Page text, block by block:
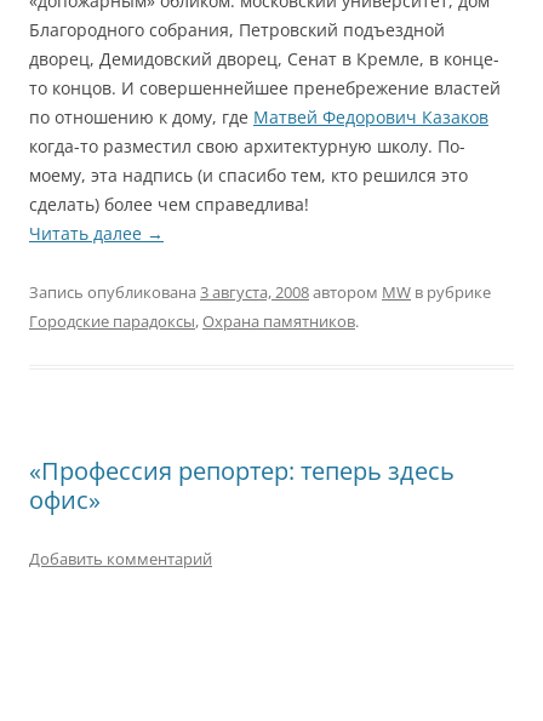
Благородного собрания, Петровский подъездной
дворец, Демидовский дворец, Сенат в Кремле, в конце-
то концов. И совершеннейшее пренебрежение властей
по отношению к дому, где Матвей Федорович Казаков
когда-то разместил свою архитектурную школу. По-
моему, эта надпись (и спасибо тем, кто решился это
сделать) более чем справедлива!
Читать далее →
Запись опубликована 3 августа, 2008автором MW в рубрике
Городские парадоксы,Охрана памятников.
«Профессия репортер: теперь здесь
офис»
Добавить комментарий